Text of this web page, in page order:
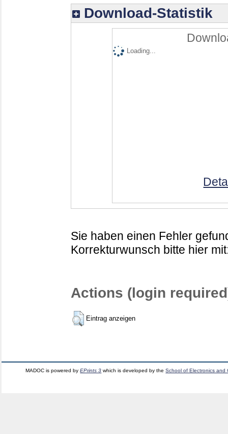
Download-Statistik
Loading...
Sie haben einen Fehler
Korrekturwunsch bitte hier
Actions (login
Eintrag anzeigen
MADOC is powered byEPrints 3 which is developed by theSchool of Electronics and